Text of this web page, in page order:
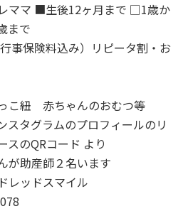
ママ ■生後12ヶ月まで □1歳か
まで
事保険料込み）リピータ割・お
こ紐 赤ちゃんのおむつ等
スタグラムのプロフィールのリ
スのQRコード より
が助産師２名います
レッドスマイル